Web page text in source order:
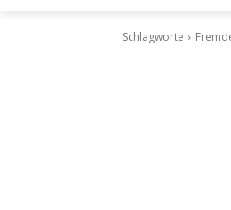
Schlagworte